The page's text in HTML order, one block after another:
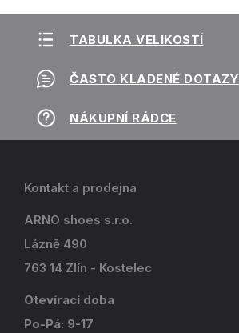
TABULKA VELIKOSTÍ
ČASTO KLADENÉ DOTAZY
NÁKUPNÍ RÁDCE
Kontakt a prodejna
ARNO shoes s.r.o.
Lázně 490
763 14 Zlín - Kostelec
Otevírací doba
Po-Pá: 9-17